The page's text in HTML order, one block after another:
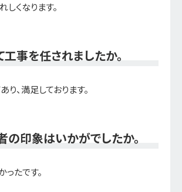
しくなります。
工事を任されましたか。
り、満足しております。
の印象はいかがでしたか。
ったです。